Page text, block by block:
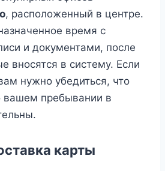
, расположенный в центре.
время с
и документами, после
вносятся в систему. Если
нужно убедиться, что
вашем пребывании в
карты